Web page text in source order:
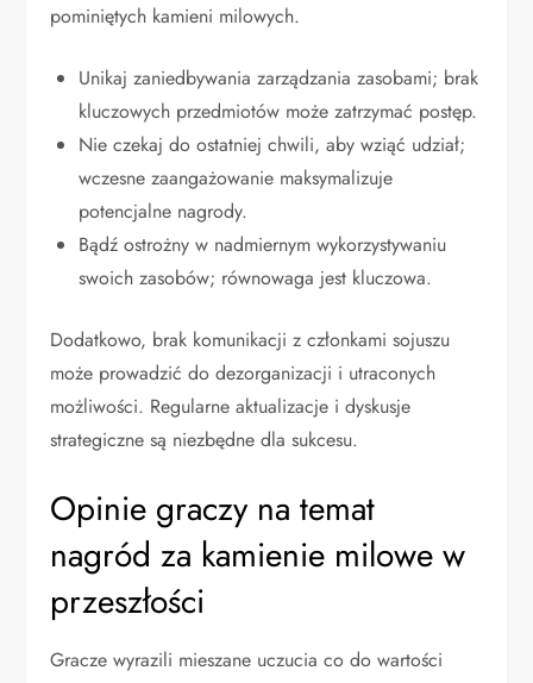
pominiętych kamieni milowych.
Unikaj zaniedbywania zarządzania zasobami; brak
kluczowych przedmiotów może zatrzymać postęp.
Nie czekaj do ostatniej chwili, aby wziąć udział;
wczesne zaangażowanie maksymalizuje
potencjalne nagrody.
Bądź ostrożny w nadmiernym wykorzystywaniu
swoich zasobów; równowaga jest kluczowa.
Dodatkowo, brak komunikacji z członkami sojuszu
może prowadzić do dezorganizacji i utraconych
możliwości. Regularne aktualizacje i dyskusje
strategiczne są niezbędne dla sukcesu.
Opinie graczy na temat
nagród za kamienie milowe w
przeszłości
Gracze wyrazili mieszane uczucia co do wartości